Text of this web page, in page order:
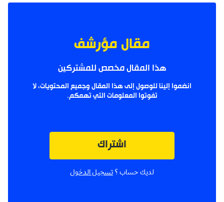
مقال مؤرشف
هذا المقال مخصص للمشتركين
انضموا إلينا للوصول إلى هذا المقال وجميع المحتويات، لا
تفوتوا المعلومات التي تهمكم.
اشتراك
لديك حساب ؟ تسجيل الدخول